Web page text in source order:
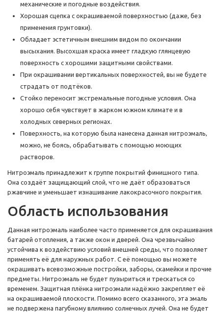
механические и погодные воздействия.
Хорошая сцепка с окрашиваемой поверхностью (даже, без
применения грунтовки).
Обладает эстетичным внешним видом по окончании
высыхания. Высохшая краска имеет гладкую глянцевую
поверхность с хорошими защитными свойствами.
При окрашивании вертикальных поверхностей, вы не будете
страдать от подтёков.
Стойко переносит экстремальные погодные условия. Она
хорошо себя чувствует в жарком южном климате и в
холодных северных регионах.
Поверхность, на которую была нанесена данная нитроэмаль,
можно, не боясь, обрабатывать с помощью моющих
растворов.
Нитроэмаль принадлежит к группе покрытий финишного типа.
Она создаёт защищающий слой, что не даёт образоваться
ржавчине и уменьшает изнашивание лакокрасочного покрытия.
Область использования
Данная нитроэмаль наиболее часто применяется для окрашивания
батарей отопления, а также окон и дверей. Она чрезвычайно
устойчива к воздействию условий внешней среды, что позволяет
применять её для наружных работ. С её помощью вы можете
окрашивать всевозможные постройки, заборы, скамейки и прочие
предметы. Нитроэмаль не будет пузыриться и трескаться со
временем. Защитная плёнка нитроэмали надёжно закрепляет её
на окрашиваемой плоскости. Помимо всего сказанного, эта эмаль
не подвержена пагубному влиянию солнечных лучей. Она не будет